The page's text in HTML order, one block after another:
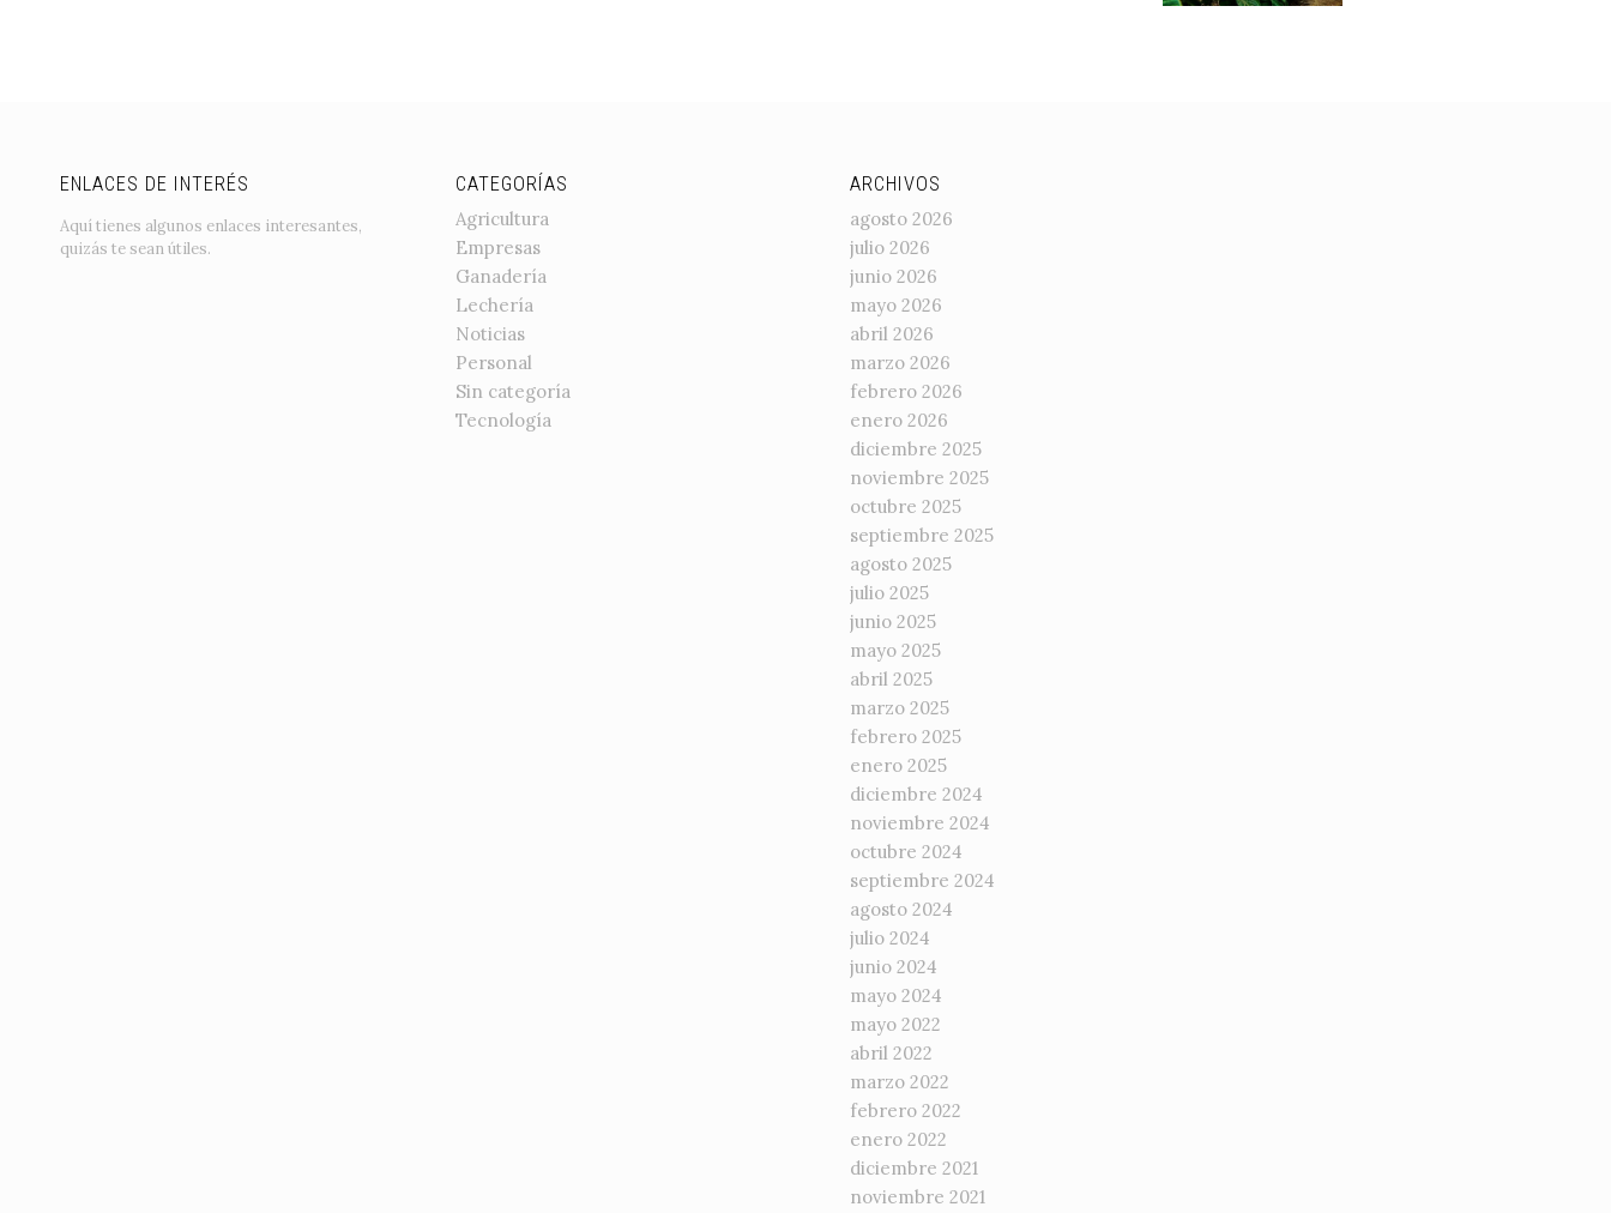
ENLACES DE INTERÉS
Aquí tienes algunos enlaces interesantes,
quizás te sean útiles.
CATEGORÍAS
Agricultura
Empresas
Ganadería
Lechería
Noticias
Personal
Sin categoría
Tecnología
ARCHIVOS
agosto 2026
julio 2026
junio 2026
mayo 2026
abril 2026
marzo 2026
febrero 2026
enero 2026
diciembre 2025
noviembre 2025
octubre 2025
septiembre 2025
agosto 2025
julio 2025
junio 2025
mayo 2025
abril 2025
marzo 2025
febrero 2025
enero 2025
diciembre 2024
noviembre 2024
octubre 2024
septiembre 2024
agosto 2024
julio 2024
junio 2024
mayo 2024
mayo 2022
abril 2022
marzo 2022
febrero 2022
enero 2022
diciembre 2021
noviembre 2021